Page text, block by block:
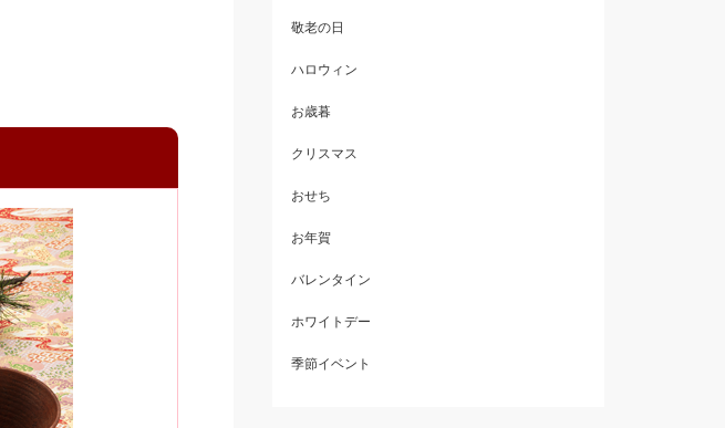
敬老の日
ハロウィン
お歳暮
クリスマス
おせち
お年賀
バレンタイン
ホワイトデー
季節イベント